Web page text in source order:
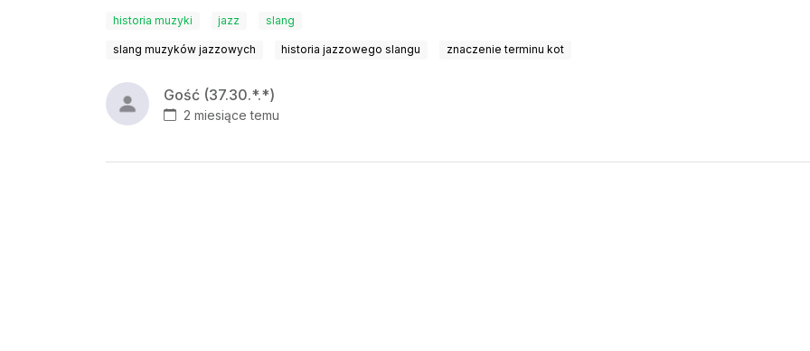
historia muzyki jazz slang
slang muzyków jazzowych historia jazzowego slangu znaczenie terminu kot
Gość (37.30.*.*)
2 miesiące temu